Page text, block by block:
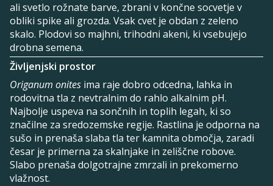
ali svetlo rožnate barve, zbrani v končne socvetje v
obliki spike ali grozda. Vsak cvet je obdan z zeleno
skalo. Plodovi so majhni, trihodni akeni, ki vsebujejo
drobna semena.
Življenjski prostor
Origanum onites ima raje dobro odcedna, lahka in
rodovitna tla z nevtralnim do rahlo alkalnim pH.
Najbolje uspeva na sončnih in toplih legah, ki so
značilne za sredozemske regije. Rastlina je odporna na
sušo in prenaša slaba tla ter kamnita območja, zaradi
česar je primerna za skalnjake in zeliščne robove.
Slabo prenaša dolgotrajne zmrzali in prekomerno
vlažnost.